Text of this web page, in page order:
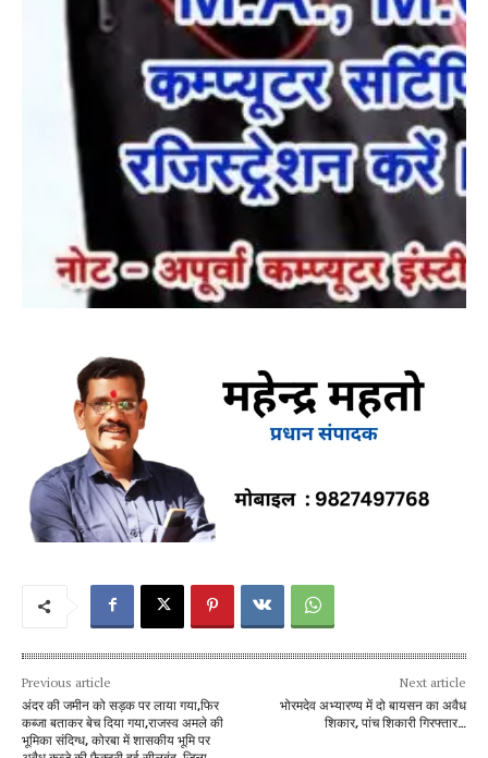
Previous article
अंदर की जमीन को सड़क पर लाया गया,फिर
कब्जा बताकर बेच दिया गया,राजस्व अमले की
भूमिका संदिग्ध, कोरबा में शासकीय भूमि पर
Next article
भोरमदेव अभ्यारण्य में दो बायसन का अवैध
शिकार, पांच शिकारी गिरफ्तार…